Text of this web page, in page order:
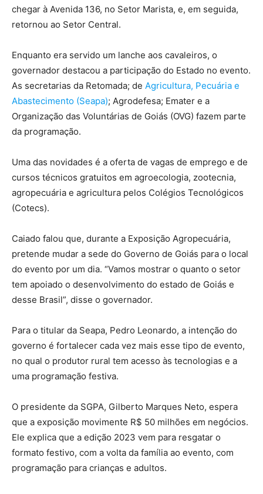
chegar à Avenida 136, no Setor Marista, e, em seguida,
retornou ao Setor Central.
Enquanto era servido um lanche aos cavaleiros, o
governador destacou a participação do Estado no evento.
As secretarias da Retomada; de Agricultura, Pecuária e
Abastecimento (Seapa); Agrodefesa; Emater e a
Organização das Voluntárias de Goiás (OVG) fazem parte
da programação.
Uma das novidades é a oferta de vagas de emprego e de
cursos técnicos gratuitos em agroecologia, zootecnia,
agropecuária e agricultura pelos Colégios Tecnológicos
(Cotecs).
Caiado falou que, durante a Exposição Agropecuária,
pretende mudar a sede do Governo de Goiás para o local
do evento por um dia. “Vamos mostrar o quanto o setor
tem apoiado o desenvolvimento do estado de Goiás e
desse Brasil”, disse o governador.
Para o titular da Seapa, Pedro Leonardo, a intenção do
governo é fortalecer cada vez mais esse tipo de evento,
no qual o produtor rural tem acesso às tecnologias e a
uma programação festiva.
O presidente da SGPA, Gilberto Marques Neto, espera
que a exposição movimente R$ 50 milhões em negócios.
Ele explica que a edição 2023 vem para resgatar o
formato festivo, com a volta da família ao evento, com
programação para crianças e adultos.